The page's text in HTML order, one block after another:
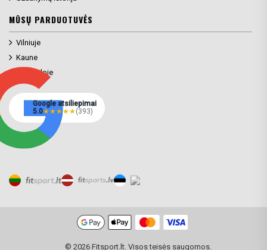
MŪSŲ PARDUOTUVĖS
Vilniuje
Kaune
Klaipėdoje
Google atsiliepimai
5.0★★★★★(393)
© 2026 Fitsport.lt. Visos teisės saugomos.